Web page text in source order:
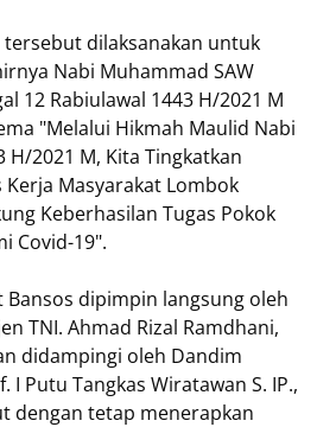
tersebut dilaksanakan untuk
Nabi Muhammad SAW
12 Rabiulawal 1443 H/2021 M
"Melalui Hikmah Maulid Nabi
H/2021 M, Kita Tingkatkan
Masyarakat Lombok
Keberhasilan Tugas Pokok
Covid-19".
Bansos dipimpin langsung oleh
TNI. Ahmad Rizal Ramdhani,
didampingi oleh Dandim
I Putu Tangkas Wiratawan S. IP.,
dengan tetap menerapkan